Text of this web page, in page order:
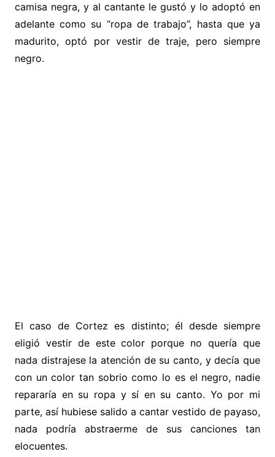
camisa negra, y al cantante le gustó y lo adoptó en
adelante como su “ropa de trabajo”, hasta que ya
madurito, optó por vestir de traje, pero siempre
negro.
El caso de Cortez es distinto; él desde siempre
eligió vestir de este color porque no quería que
nada distrajese la atención de su canto, y decía que
con un color tan sobrio como lo es el negro, nadie
repararía en su ropa y sí en su canto. Yo por mi
parte, así hubiese salido a cantar vestido de payaso,
nada podría abstraerme de sus canciones tan
elocuentes.